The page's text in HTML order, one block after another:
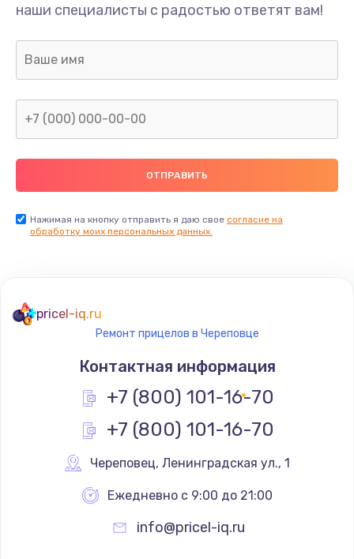
наши специалисты с радостью ответят вам!
Нажимая на кнопку отправить я даю свое согласие на
обработку моих персональных данных.
pricel-iq.ru
Ремонт прицелов в Череповце
Контактная информация
+7 (800) 101-16-70
+7 (800) 101-16-70
Череповец, Ленинградская ул., 1
Ежедневно с 9:00 до 21:00
info@pricel-iq.ru